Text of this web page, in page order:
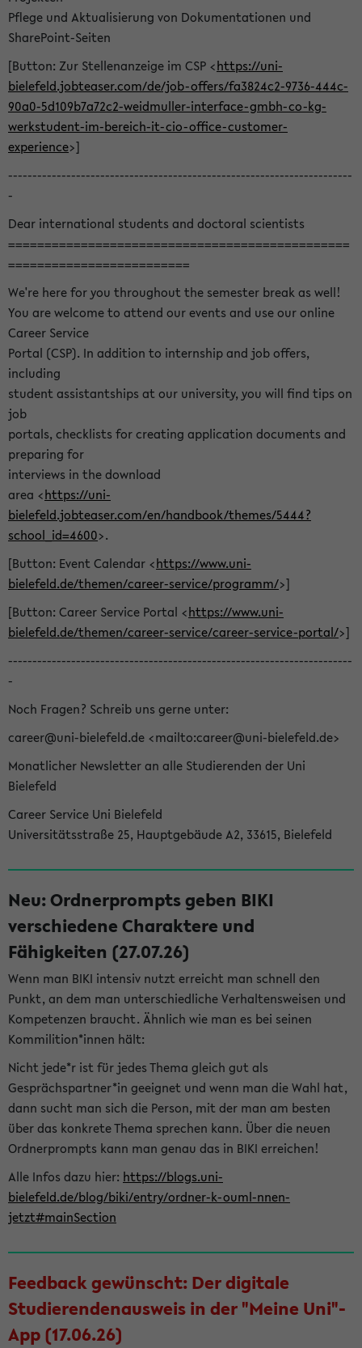
Pflege und Aktualisierung von Dokumentationen und
SharePoint-Seiten
[Button: Zur Stellenanzeige im CSP <https://uni-
bielefeld.jobteaser.com/de/job-offers/fa3824c2-9736-444c-
90a0-5d109b7a72c2-weidmuller-interface-gmbh-co-kg-
werkstudent-im-bereich-it-cio-office-customer-
experience>]
-----------------------------------------------------------------------
-
Dear international students and doctoral scientists
===============================================
=========================
We're here for you throughout the semester break as well!
You are welcome to attend our events and use our online
Career Service
Portal (CSP). In addition to internship and job offers,
including
student assistantships at our university, you will find tips on
job
portals, checklists for creating application documents and
preparing for
interviews in the download
area <https://uni-
bielefeld.jobteaser.com/en/handbook/themes/5444?
school_id=4600>.
[Button: Event Calendar <https://www.uni-
bielefeld.de/themen/career-service/programm/>]
[Button: Career Service Portal <https://www.uni-
bielefeld.de/themen/career-service/career-service-portal/>]
-----------------------------------------------------------------------
-
Noch Fragen? Schreib uns gerne unter:
career@uni-bielefeld.de <mailto:career@uni-bielefeld.de>
Monatlicher Newsletter an alle Studierenden der Uni
Bielefeld
Career Service Uni Bielefeld
Universitätsstraße 25, Hauptgebäude A2, 33615, Bielefeld
Neu: Ordnerprompts geben BIKI
verschiedene Charaktere und
Fähigkeiten (27.07.26)
Wenn man BIKI intensiv nutzt erreicht man schnell den
Punkt, an dem man unterschiedliche Verhaltensweisen und
Kompetenzen braucht. Ähnlich wie man es bei seinen
Kommilition*innen hält:
Nicht jede*r ist für jedes Thema gleich gut als
Gesprächspartner*in geeignet und wenn man die Wahl hat,
dann sucht man sich die Person, mit der man am besten
über das konkrete Thema sprechen kann. Über die neuen
Ordnerprompts kann man genau das in BIKI erreichen!
Alle Infos dazu hier: https://blogs.uni-
bielefeld.de/blog/biki/entry/ordner-k-ouml-nnen-
jetzt#mainSection
Feedback gewünscht: Der digitale
Studierendenausweis in der "Meine Uni"-
App (17.06.26)